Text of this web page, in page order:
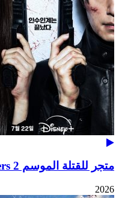
متجر للقتلة الموسم 2 A Shop for Killers
2026